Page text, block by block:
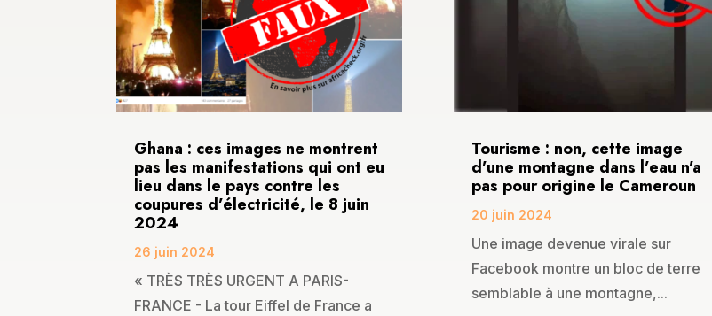
Ghana : ces images ne montrent
pas les manifestations qui ont eu
lieu dans le pays contre les
coupures d’électricité, le 8 juin
2024
26 juin 2024
« TRÈS TRÈS URGENT A PARIS-
FRANCE - La tour Eiffel de France a
Tourisme : non, cette image
d’une montagne dans l’eau n’a
pas pour origine le Cameroun
20 juin 2024
Une image devenue virale sur
Facebook montre un bloc de terre
semblable à une montagne,...